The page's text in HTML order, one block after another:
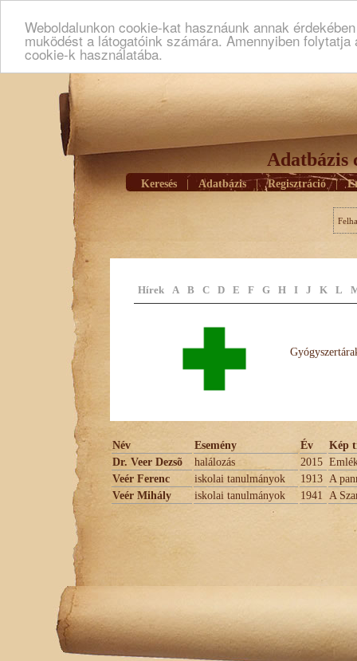
Weboldalunkon cookie-kat hasznáunk annak
muködést a látogatóink számára. Amennyiben
cookie-k használatába.
Adatbázis
Keresés Adatbázis | Regisztráció |
Hírek A B C D E F G H I J K L
Név Esemény Év
Kép
Dr. Veer Dezsõ
halálozás 2015
Veér Ferenc
iskolai tanulmányok 1913 A
Veér Mihály
iskolai tanulmányok 1941 A